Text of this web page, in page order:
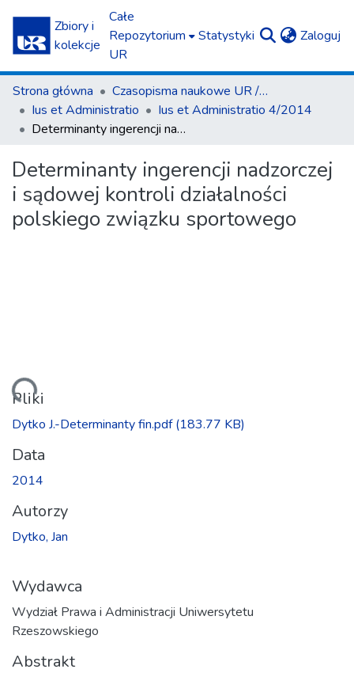
Zbiory i
kolekcje
Całe
Repozytorium
UR
Statystyki Zaloguj
Strona główna
Czasopisma naukowe UR / Scientific Journals
Ius et Administratio
Ius et Administratio 4/2014
Determinanty ingerencji nadzorczej i sądowej kontroli działalności polskiego związku sportowego
Determinanty ingerencji nadzorczej
i sądowej kontroli działalności
polskiego związku sportowego
Pliki
Dytko J.-Determinanty fin.pdf(183.77 KB)
Data
2014
Autorzy
Dytko, Jan
Wydawca
Wydział Prawa i Administracji Uniwersytetu
Rzeszowskiego
Abstrakt